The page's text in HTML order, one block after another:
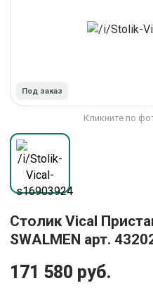
Под заказ
Кликните по
Столик Vical
SWALMEN арт.
171 580 руб.